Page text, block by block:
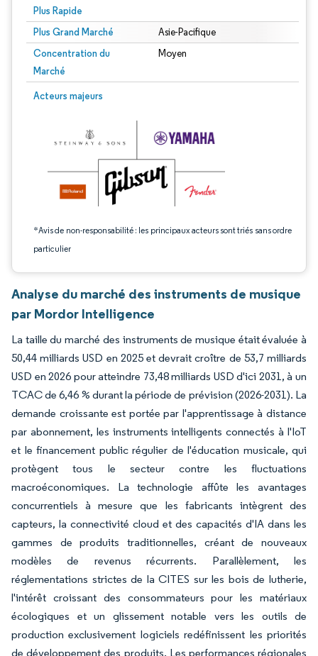
Plus Rapide
Plus Grand Marché Asie-Pacifique
Concentration du
Marché
Moyen
Acteurs majeurs
*Avis de non-responsabilité : les principaux acteurs sont triés sans ordre
particulier
Image © Mordor Intelligence. La réutilisation nécessite une attribution sous CC
Analyse du marché des instruments de musique
par Mordor Intelligence
La taille du marché des instruments de musique était évaluée à
50,44 milliards USD en 2025 et devrait croître de 53,7 milliards
USD en 2026 pour atteindre 73,48 milliards USD d'ici 2031, à un
TCAC de 6,46 % durant la période de prévision (2026-2031). La
demande croissante est portée par l'apprentissage à distance
par abonnement, les instruments intelligents connectés à l'IoT
et le financement public régulier de l'éducation musicale, qui
protègent tous le secteur contre les fluctuations
macroéconomiques. La technologie affûte les avantages
concurrentiels à mesure que les fabricants intègrent des
capteurs, la connectivité cloud et des capacités d'IA dans les
gammes de produits traditionnelles, créant de nouveaux
modèles de revenus récurrents. Parallèlement, les
réglementations strictes de la CITES sur les bois de lutherie,
l'intérêt croissant des consommateurs pour les matériaux
écologiques et un glissement notable vers les outils de
production exclusivement logiciels redéfinissent les priorités
de développement des produits. Les performances régionales